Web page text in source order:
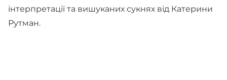
інтерпретації та вишуканих сукнях від Катерини
Рутман.